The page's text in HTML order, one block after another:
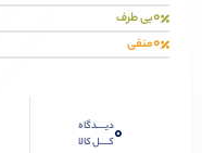
0بی طرف
0منفی
0دیــــدگاه
کــــل کالا